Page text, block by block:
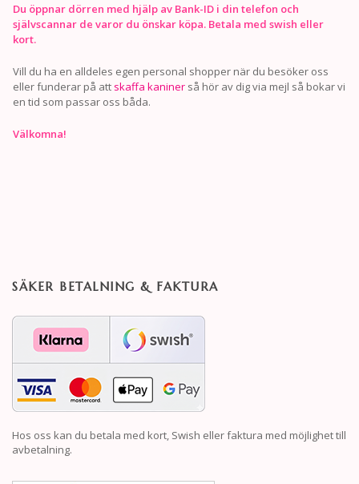
Du öppnar dörren med hjälp av Bank-ID i din telefon och
självscannar de varor du önskar köpa. Betala med swish eller
kort.
Vill du ha en alldeles egen personal shopper när du besöker oss
eller funderar på att skaffa kaniner så hör av dig via mejl så bokar vi
en tid som passar oss båda.
Välkomna!
SÄKER BETALNING & FAKTURA
Hos oss kan du betala med kort, Swish eller faktura med möjlighet till
avbetalning.